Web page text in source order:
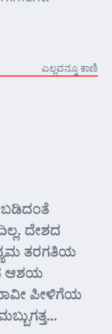
ಎಲ್ಲವನ್ನೂ ಕಾಣಿ
ಬಡಿದಂತೆ
ದೇಶದ
ತರಗತಿಯ
ಆಶಯ
ಪೀಳಿಗೆಯ